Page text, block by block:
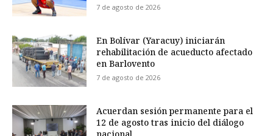
7 de agosto de 2026
En Bolívar (Yaracuy) iniciarán
rehabilitación de acueducto afectado
en Barlovento
7 de agosto de 2026
Acuerdan sesión permanente para el
12 de agosto tras inicio del diálogo
nacional